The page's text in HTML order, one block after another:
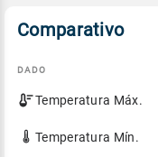
Comparativo
Comparativo
entre
previsão
DADO
Temperatura Máx.
Temperatura Mín.